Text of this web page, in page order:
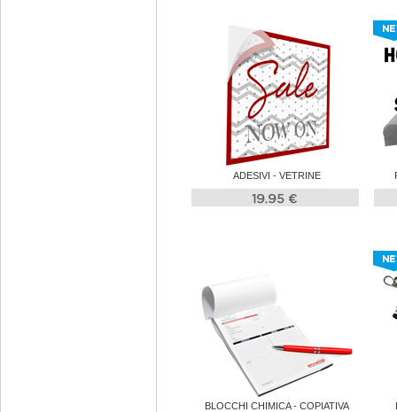
ADESIVI - VETRINE
BLOCCHI CHIMICA - COPIATIVA